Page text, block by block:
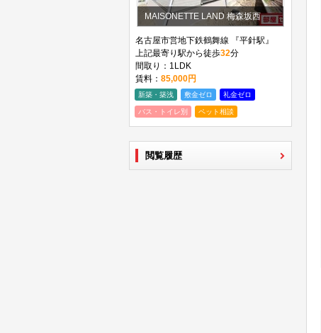
MAISONETTE LAND 梅森坂西
名古屋市営地下鉄鶴舞線 『平針駅』
上記最寄り駅から徒歩32分
間取り：1LDK
賃料： 85,000円
新築・築浅 敷金ゼロ 礼金ゼロ
バス・トイレ別 ペット相談
閲覧履歴